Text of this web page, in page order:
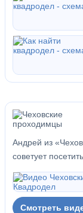
Андрей из
советует
Смотреть